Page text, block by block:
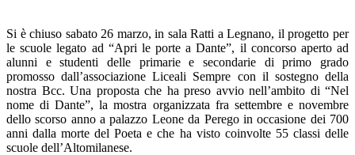
Si è chiuso sabato 26 marzo, in sala Ratti a Legnano, il progetto per
le scuole legato ad “Apri le porte a Dante”, il concorso aperto ad
alunni e studenti delle primarie e secondarie di primo grado
promosso dall’associazione Liceali Sempre con il sostegno della
nostra Bcc. Una proposta che ha preso avvio nell’ambito di “Nel
nome di Dante”, la mostra organizzata fra settembre e novembre
dello scorso anno a palazzo Leone da Perego in occasione dei 700
anni dalla morte del Poeta e che ha visto coinvolte 55 classi delle
scuole dell’Altomilanese.